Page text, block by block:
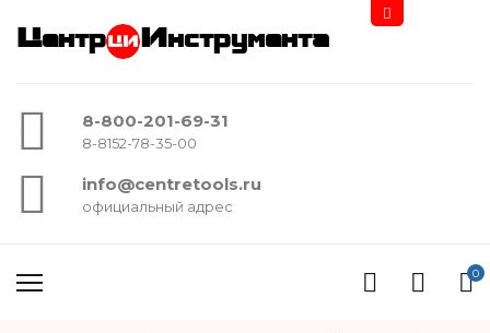
Центр Инструмента
8-800-201-69-31
8-8152-78-35-00
info@centretools.ru
официальный адрес
0